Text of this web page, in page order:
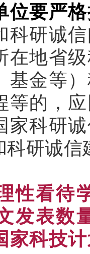
位要严
科研诚
在地省
基金等
等的，
家科研
科研诚信
性看待
发表数
家科技